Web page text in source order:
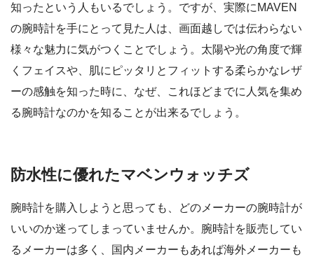
知ったという人もいるでしょう。ですが、実際にMAVEN
の腕時計を手にとって見た人は、画面越しでは伝わらない
様々な魅力に気がつくことでしょう。太陽や光の角度で輝
くフェイスや、肌にピッタリとフィットする柔らかなレザ
ーの感触を知った時に、なぜ、これほどまでに人気を集め
る腕時計なのかを知ることが出来るでしょう。
防水性に優れたマベンウォッチズ
腕時計を購入しようと思っても、どのメーカーの腕時計が
いいのか迷ってしまっていませんか。腕時計を販売してい
るメーカーは多く、国内メーカーもあれば海外メーカーも